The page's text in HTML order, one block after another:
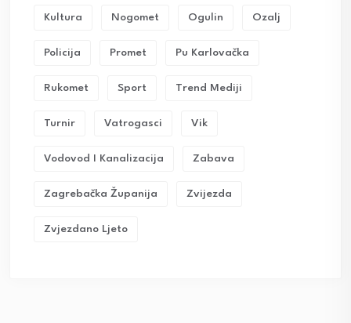
Kultura Nogomet Ogulin Ozalj
Policija Promet Pu Karlovačka
Rukomet Sport Trend Mediji
Turnir Vatrogasci Vik
Vodovod I Kanalizacija Zabava
Zagrebačka Županija Zvijezda
Zvjezdano Ljeto